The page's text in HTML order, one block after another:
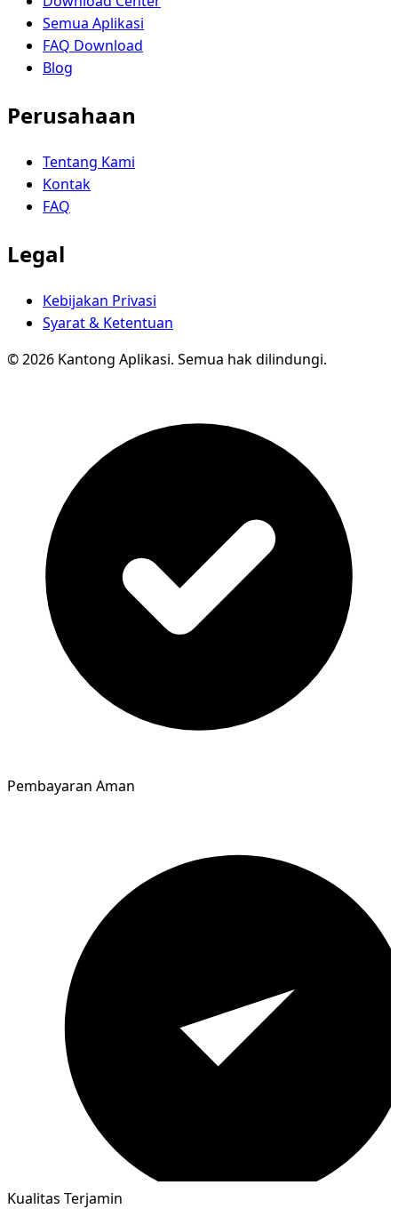
Semua Aplikasi
FAQ Download
Blog
Perusahaan
Tentang Kami
Kontak
FAQ
Legal
Kebijakan Privasi
Syarat & Ketentuan
© 2026 Kantong Aplikasi. Semua hak dilindungi.
Pembayaran Aman
Kualitas Terjamin